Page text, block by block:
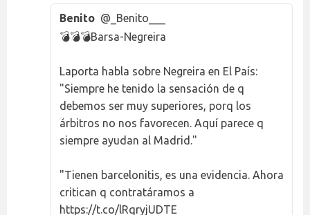
Benito @_Benito___
💣💣💣Barsa-Negreira
Laporta habla sobre Negreira en El País:
"Siempre he tenido la sensación de q
debemos ser muy superiores, porq los
árbitros no nos favorecen. Aquí parece q
siempre ayudan al Madrid."
"Tienen barcelonitis, es una evidencia. Ahora
critican q contratáramos a
https://t.co/lRqryjUDTE